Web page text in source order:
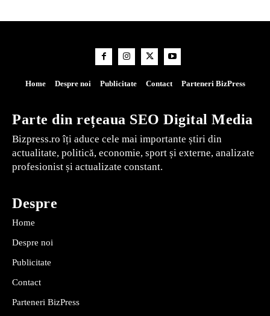
Home Despre noi Publicitate Contact Parteneri BizPress
Parte din rețeaua SEO Digital Media
Bizpress.ro îți aduce cele mai importante știri din
actualitate, politică, economie, sport și externe, analizate
profesionist și actualizate constant.
Despre
Home
Despre noi
Publicitate
Contact
Parteneri BizPress